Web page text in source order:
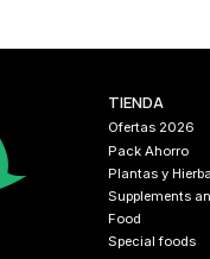
TIENDA
Ofertas 2026
Pack Ahorro
Plantas y
Supplements
Food
Special foods